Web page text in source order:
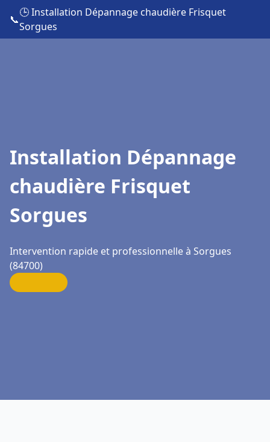
📞
🕒 Installation Dépannage chaudière Frisquet
Sorgues
Installation Dépannage
chaudière Frisquet
Sorgues
Intervention rapide et professionnelle à Sorgues
(84700)